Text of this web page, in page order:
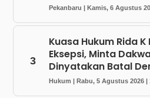
Pekanbaru | Kamis, 6 Agustus
3
Kuasa Hukum Rida
Eksepsi, Minta
Dinyatakan Batal
Hukum | Rabu, 5 Agustus 2026 |